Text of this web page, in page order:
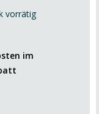
vorrätig
im